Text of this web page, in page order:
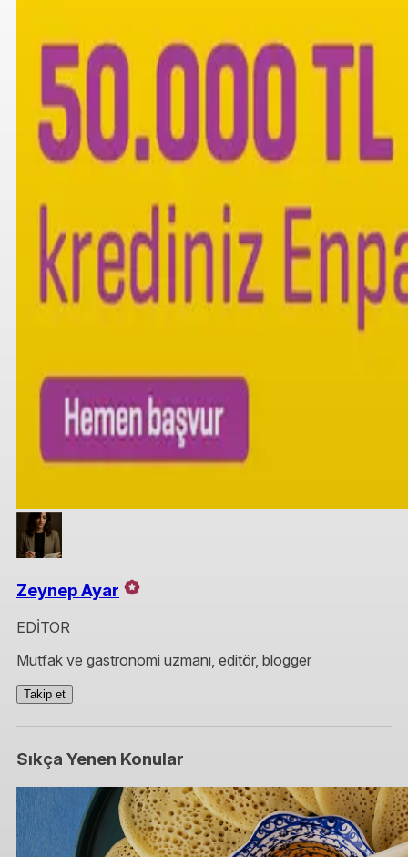
Zeynep Ayar
EDİTOR
Mutfak ve gastronomi uzmanı, editör, blogger
Takip et
Sıkça Yenen Konular